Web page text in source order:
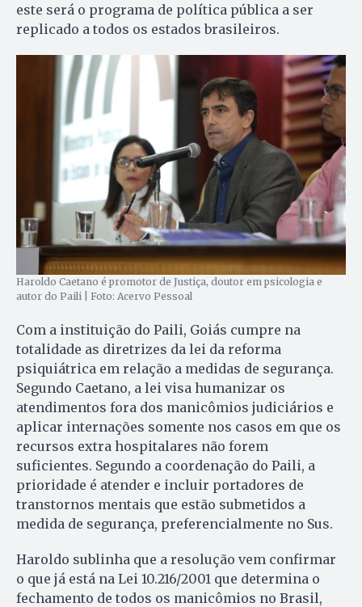
este será o programa de política pública a ser
replicado a todos os estados brasileiros.
Haroldo Caetano é promotor de Justiça, doutor em psicologia e
autor do Paili | Foto: Acervo Pessoal
Com a instituição do Paili, Goiás cumpre na
totalidade as diretrizes da lei da reforma
psiquiátrica em relação a medidas de segurança.
Segundo Caetano, a lei visa humanizar os
atendimentos fora dos manicômios judiciários e
aplicar internações somente nos casos em que os
recursos extra hospitalares não forem
suficientes. Segundo a coordenação do Paili, a
prioridade é atender e incluir portadores de
transtornos mentais que estão submetidos a
medida de segurança, preferencialmente no Sus.
Haroldo sublinha que a resolução vem confirmar
o que já está na Lei 10.216/2001 que determina o
fechamento de todos os manicômios no Brasil,